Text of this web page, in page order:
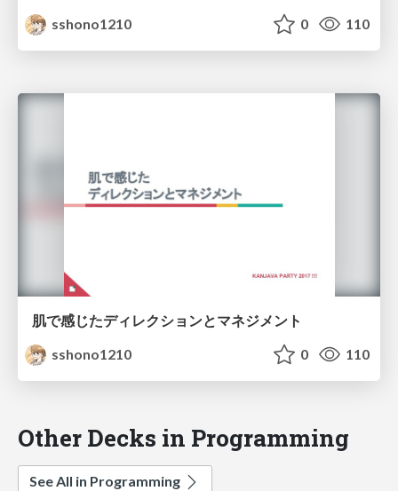
sshono1210
0 110
肌で感じたディレクションとマネジメント
sshono1210
0 110
Other Decks in Programming
See All in Programming